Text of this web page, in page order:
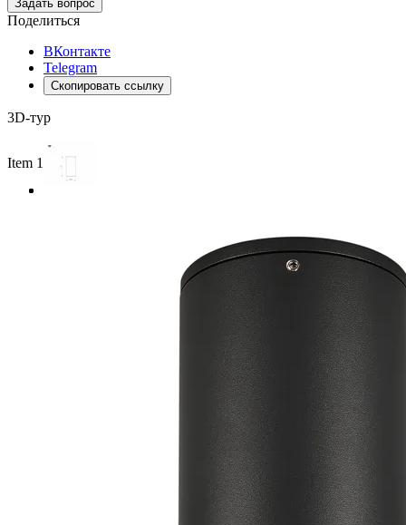
Задать вопрос
Поделиться
ВКонтакте
Telegram
Скопировать ссылку
3D-тур
Item 1 of 3